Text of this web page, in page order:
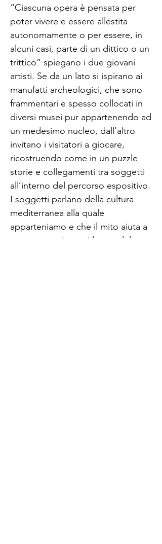
“Ciascuna opera è pensata per
poter vivere e essere allestita
autonomamente o per essere, in
alcuni casi, parte di un dittico o un
trittico” spiegano i due giovani
artisti. Se da un lato si ispirano ai
manufatti archeologici, che sono
frammentari e spesso collocati in
diversi musei pur appartenendo ad
un medesimo nucleo, dall’altro
invitano i visitatori a giocare,
ricostruendo come in un puzzle
storie e collegamenti tra soggetti
all’interno del percorso espositivo.
I soggetti parlano della cultura
mediterranea alla quale
apparteniamo e che il mito aiuta a
trasmettere, in ogni luogo del